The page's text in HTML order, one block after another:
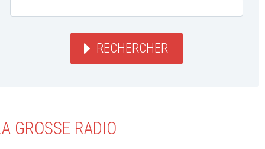
RECHERCHER
GROSSE RADIO